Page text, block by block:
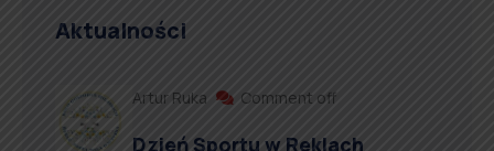
Aktualności
Artur Ruka Comment off
Dzień Sportu w Reklach